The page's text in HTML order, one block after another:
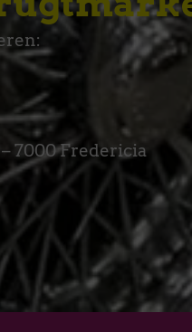
– 7000 Fredericia